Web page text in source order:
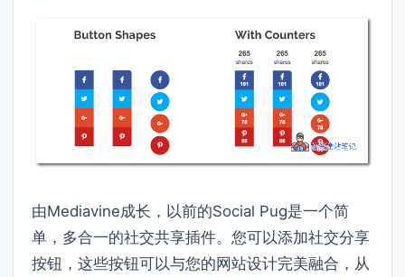
由Mediavine成长，以前的Social Pug是一个简
单，多合一的社交共享插件。您可以添加社交分享
按钮，这些按钮可以与您的网站设计完美融合，从